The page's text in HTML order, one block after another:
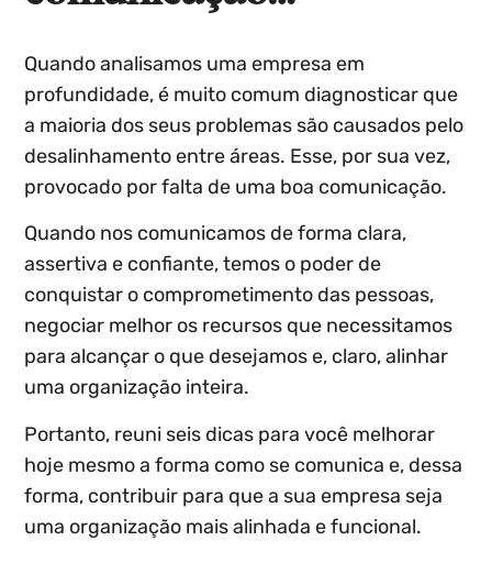
Quando analisamos uma empresa em
profundidade, é muito comum diagnosticar que
a maioria dos seus problemas são causados pelo
desalinhamento entre áreas. Esse, por sua vez,
provocado por falta de uma boa comunicação.
Quando nos comunicamos de forma clara,
assertiva e confiante, temos o poder de
conquistar o comprometimento das pessoas,
negociar melhor os recursos que necessitamos
para alcançar o que desejamos e, claro, alinhar
uma organização inteira.
Portanto, reuni seis dicas para você melhorar
hoje mesmo a forma como se comunica e, dessa
forma, contribuir para que a sua empresa seja
uma organização mais alinhada e funcional.